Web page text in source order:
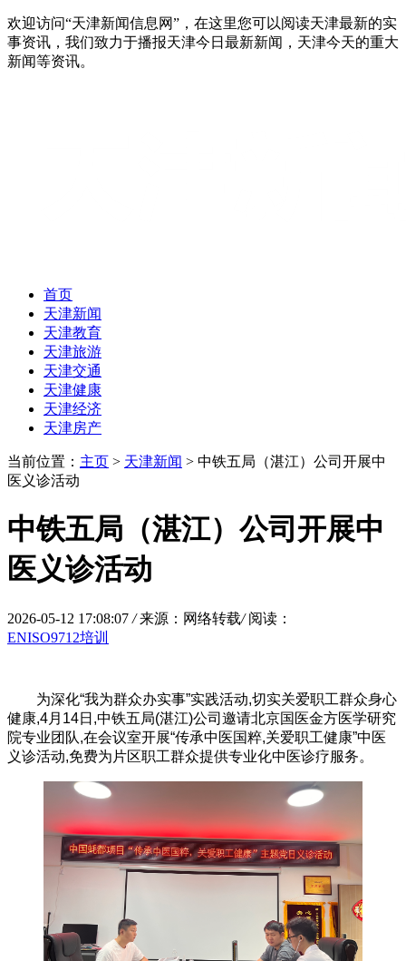
欢迎访问“天津新闻信息网”，在这里您可以阅读天津最新的实
事资讯，我们致力于播报天津今日最新新闻，天津今天的重大
新闻等资讯。
首页
天津新闻
天津教育
天津旅游
天津交通
天津健康
天津经济
天津房产
当前位置： 主页 > 天津新闻 > 中铁五局（湛江）公司开展中
医义诊活动
中铁五局（湛江）公司开展中
医义诊活动
2026-05-12 17:08:07 / 来源：网络转载/ 阅读：
ENISO9712培训
为深化“我为群众办实事”实践活动,切实关爱职工群众身心
健康,4月14日,中铁五局(湛江)公司邀请北京国医金方医学研究
院专业团队,在会议室开展“传承中医国粹,关爱职工健康”中医
义诊活动,免费为片区职工群众提供专业化中医诊疗服务。